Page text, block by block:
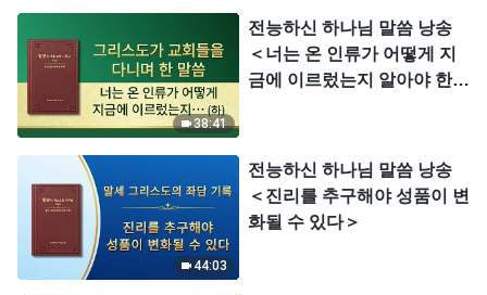
38:41
전능하신 하나님 말씀 낭송
＜너는 온 인류가 어떻게 지
금에 이르렀는지 알아야 한다
44:03
전능하신 하나님 말씀 낭송
＜진리를 추구해야 성품이 변
화될 수 있다＞